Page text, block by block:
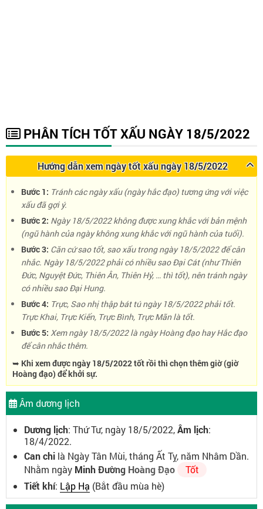
PHÂN TÍCH TỐT XẤU NGÀY 18/5/2022
Hướng dẫn xem ngày tốt xấu ngày 18/5/2022
Bước 1: Tránh các ngày xấu (ngày hắc đạo) tương ứng với việc
xấu đã gợi ý.
Bước 2: Ngày 18/5/2022 không được xung khắc với bản mệnh
(ngũ hành của ngày không xung khắc với ngũ hành của tuổi).
Bước 3: Căn cứ sao tốt, sao xấu trong ngày 18/5/2022 để cân
nhắc. Ngày 18/5/2022 phải có nhiều sao Đại Cát (như Thiên
Đức, Nguyệt Đức, Thiên Ân, Thiên Hỷ, … thì tốt), nên tránh ngày
có nhiều sao Đại Hung.
Bước 4: Trực, Sao nhị thập bát tú ngày 18/5/2022 phải tốt.
Trực Khai, Trực Kiến, Trực Bình, Trực Mãn là tốt.
Bước 5: Xem ngày 18/5/2022 là ngày Hoàng đạo hay Hắc đạo
để cân nhắc thêm.
➥ Khi xem được ngày 18/5/2022 tốt rồi thì chọn thêm giờ (giờ
Hoàng đạo) để khởi sự.
Âm dương lịch
Dương lịch: Thứ Tư, ngày 18/5/2022,Âm lịch:
18/4/2022.
Can chi là Ngày Tân Mùi, tháng Ất Tỵ, năm Nhâm Dần.
Nhằm ngày Minh Đường Hoàng Đạo
Tốt
Tiết khí: Lập Hạ (Bắt đầu mùa hè)